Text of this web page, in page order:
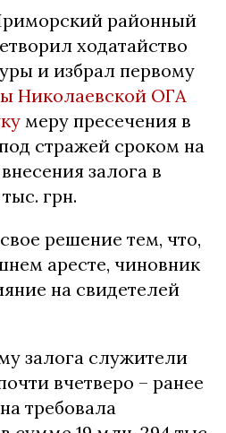
районный
ходатайство
и избрал первому
Николаевской ОГА
меру пресечения в
стражей сроком на
залога в
грн.
решение тем, что,
аресте, чиновник
на свидетелей
залога служители
вчетверо – ранее
требовала